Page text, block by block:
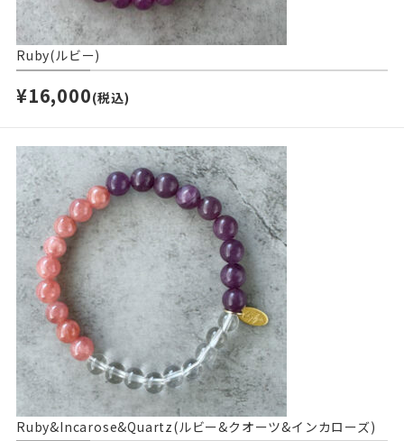
Ruby(ルビー)
¥16,000(税込)
Ruby&Incarose&Quartz(ルビー&クオーツ&インカローズ)